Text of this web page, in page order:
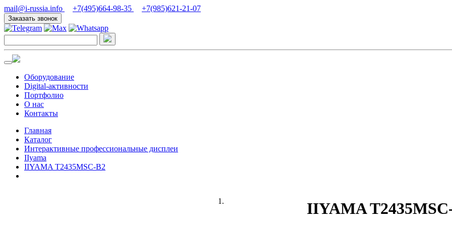
mail@i-russia.info +7(495)664-98-35 +7(985)621-21-07
Заказать звонок
Оборудование
Digital-активности
Портфолио
О нас
Контакты
Главная
Каталог
Интерактивные профессиональные дисплеи
IIyama
IIYAMA T2435MSC-B2
IIYAMA